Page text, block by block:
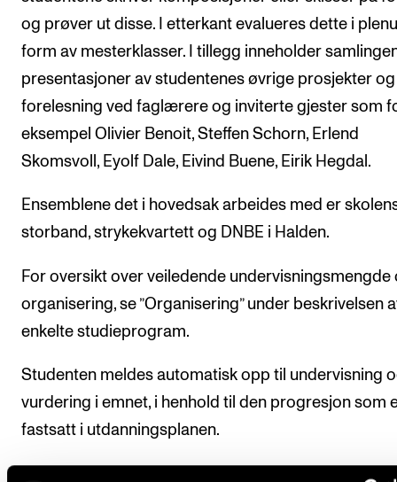
og prøver ut disse. I etterkant evalueres dette i
form av mesterklasser. I tillegg inneholder
presentasjoner av studentenes øvrige prosjekter og
forelesning ved faglærere og inviterte gjester som
eksempel Olivier Benoit, Steffen Schorn, Erlend
Skomsvoll, Eyolf Dale, Eivind Buene, Eirik Hegdal.
Ensemblene det i hovedsak arbeides med er
storband, strykekvartett og DNBE i Halden.
For oversikt over veiledende undervisningsmengde
organisering, se ”Organisering” under beskrivelsen
enkelte studieprogram.
Studenten meldes automatisk opp til undervisning
vurdering i emnet, i henhold til den progresjon som
fastsatt i utdanningsplanen.